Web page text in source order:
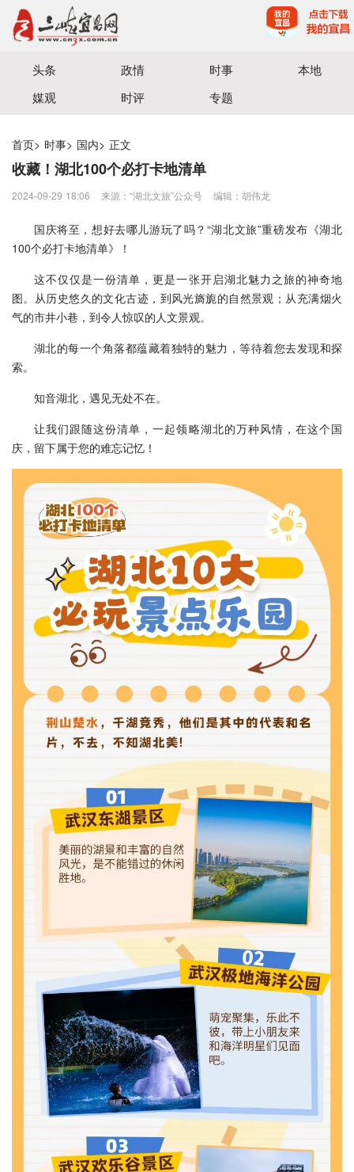
宜昌三峡融媒体中心主办
头条 政情 时事
本地
媒观
时评 专题
首页> 时事> 国内> 正文
收藏！湖北100个必打卡地清单
2024-09-29 18:06 来源：“湖北文旅”公众号 编辑：胡伟龙
国庆将至，想好去哪儿游玩了吗？“湖北文旅”重磅发布《湖北
100个必打卡地清单》！
这不仅仅是一份清单，更是一张开启湖北魅力之旅的神奇地
图。从历史悠久的文化古迹，到风光旖旎的自然景观；从充满烟火
气的市井小巷，到令人惊叹的人文景观。
湖北的每一个角落都蕴藏着独特的魅力，等待着您去发现和探
索。
知音湖北，遇见无处不在。
让我们跟随这份清单，一起领略湖北的万种风情，在这个国
庆，留下属于您的难忘记忆！